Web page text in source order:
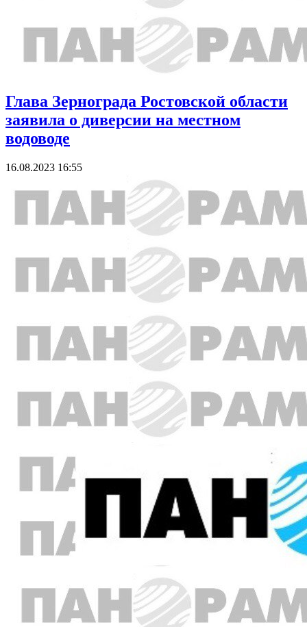
Глава Зернограда Ростовской области
заявила о диверсии на местном
водоводе
16.08.2023 16:55